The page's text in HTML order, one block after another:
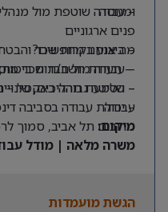
ומנוסה
– עבודה שוטפת מול
פנים ארגוניים
– ביצוע בקרות שכר
– עבודה מול חברות
– הטמעת תהליכים,
עבודה
מה אנחנו מחפשים?
– תעודת חשב/ת שכר
– שליטה גבוהה באקסל –
– יכולת עבודה בסביבה
מרובים
מיקום: תל אביב, סמוך
משרה מלאה | מודל
הגשת מועמדות